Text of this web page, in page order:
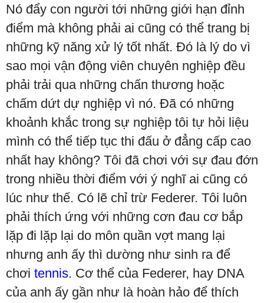
Nó đẩy con người tới những giới hạn đỉnh
điểm mà không phải ai cũng có thể trang bị
những kỹ năng xử lý tốt nhất. Đó là lý do vì
sao mọi vận động viên chuyên nghiệp đều
phải trải qua những chấn thương hoặc
chấm dứt dự nghiệp vì nó. Đã có những
khoảnh khắc trong sự nghiệp tôi tự hỏi liệu
mình có thể tiếp tục thi đấu ở đẳng cấp cao
nhất hay không? Tôi đã chơi với sự đau đớn
trong nhiều thời điểm với ý nghĩ ai cũng có
lúc như thế. Có lẽ chỉ trừ Federer. Tôi luôn
phải thích ứng với những cơn đau cơ bắp
lặp đi lặp lại do môn quần vợt mang lại
nhưng anh ấy thì dường như sinh ra để
chơi tennis. Cơ thể của Federer, hay DNA
của anh ấy gần như là hoàn hảo để thích